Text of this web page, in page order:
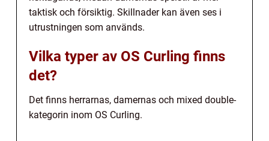
taktisk och försiktig. Skillnader kan även ses i
utrustningen som används.
Vilka typer av OS Curling finns
det?
Det finns herrarnas, damernas och mixed double-
kategorin inom OS Curling.